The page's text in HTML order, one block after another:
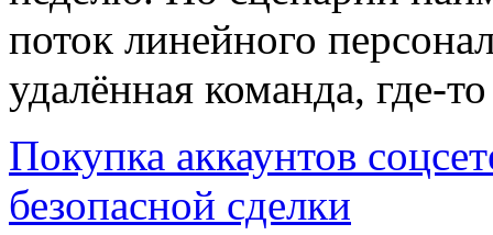
поток линейного
удалённая команда, где-
Покупка аккаунтов
безопасной сделки